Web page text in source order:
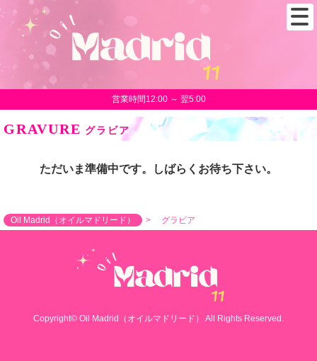
営業時間12:00 ～ 翌5:00
GRAVURE グラビア
ただいま準備中です。しばらくお待ち下さい。
Oil Madrid（オイルマドリード） グラビア
Copyright© Oil Madrid（オイルマドリード） All Rights Reserved.